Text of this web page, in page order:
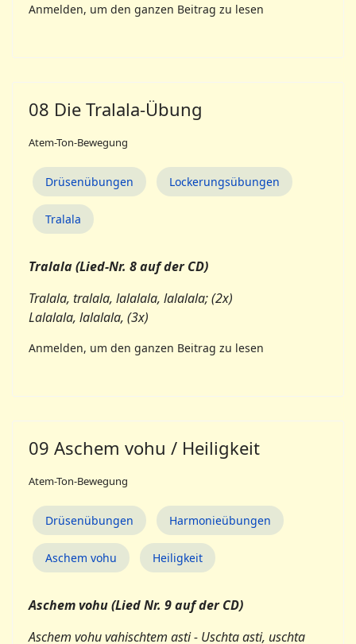
Anmelden, um den ganzen Beitrag zu lesen
08 Die Tralala-Übung
Atem-Ton-Bewegung
Drüsenübungen Lockerungsübungen
Tralala
Tralala (Lied-Nr. 8 auf der CD)
Tralala, tralala, lalalala, lalalala; (2x)
Lalalala, lalalala, (3x)
Anmelden, um den ganzen Beitrag zu lesen
09 Aschem vohu / Heiligkeit
Atem-Ton-Bewegung
Drüsenübungen Harmonieübungen
Aschem vohu Heiligkeit
Aschem vohu(Lied Nr. 9 auf der CD)
Aschem vohu vahischtem asti - Uschta asti, uschta